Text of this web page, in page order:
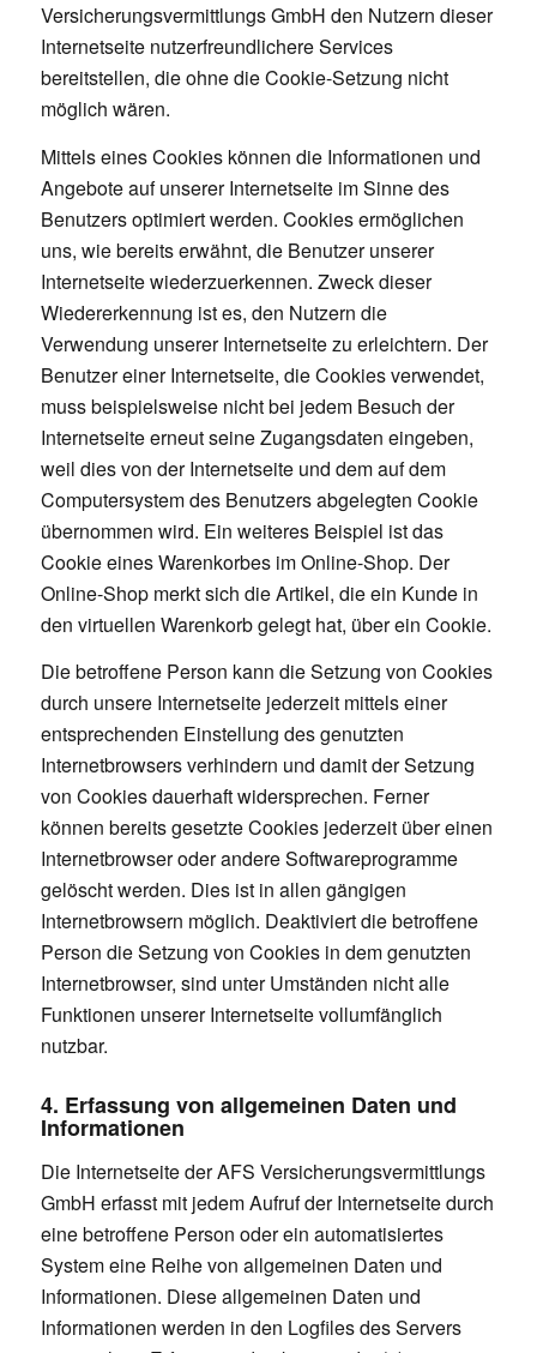
Versicherungsvermittlungs GmbH den Nutzern dieser
Internetseite nutzerfreundlichere Services
bereitstellen, die ohne die Cookie-Setzung nicht
möglich wären.
Mittels eines Cookies können die Informationen und
Angebote auf unserer Internetseite im Sinne des
Benutzers optimiert werden. Cookies ermöglichen
uns, wie bereits erwähnt, die Benutzer unserer
Internetseite wiederzuerkennen. Zweck dieser
Wiedererkennung ist es, den Nutzern die
Verwendung unserer Internetseite zu erleichtern. Der
Benutzer einer Internetseite, die Cookies verwendet,
muss beispielsweise nicht bei jedem Besuch der
Internetseite erneut seine Zugangsdaten eingeben,
weil dies von der Internetseite und dem auf dem
Computersystem des Benutzers abgelegten Cookie
übernommen wird. Ein weiteres Beispiel ist das
Cookie eines Warenkorbes im Online-Shop. Der
Online-Shop merkt sich die Artikel, die ein Kunde in
den virtuellen Warenkorb gelegt hat, über ein Cookie.
Die betroffene Person kann die Setzung von Cookies
durch unsere Internetseite jederzeit mittels einer
entsprechenden Einstellung des genutzten
Internetbrowsers verhindern und damit der Setzung
von Cookies dauerhaft widersprechen. Ferner
können bereits gesetzte Cookies jederzeit über einen
Internetbrowser oder andere Softwareprogramme
gelöscht werden. Dies ist in allen gängigen
Internetbrowsern möglich. Deaktiviert die betroffene
Person die Setzung von Cookies in dem genutzten
Internetbrowser, sind unter Umständen nicht alle
Funktionen unserer Internetseite vollumfänglich
nutzbar.
4. Erfassung von allgemeinen Daten und
Informationen
Die Internetseite der AFS Versicherungsvermittlungs
GmbH erfasst mit jedem Aufruf der Internetseite durch
eine betroffene Person oder ein automatisiertes
System eine Reihe von allgemeinen Daten und
Informationen. Diese allgemeinen Daten und
Informationen werden in den Logfiles des Servers